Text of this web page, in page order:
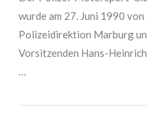
wurde am 27. Juni 1990
Polizeidirektion Marburg
Vorsitzenden Hans-
…